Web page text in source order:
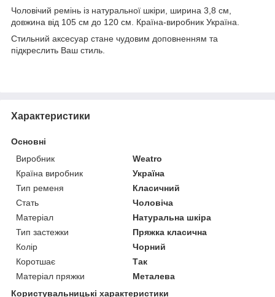
Чоловічий ремінь із натуральної шкіри, ширина 3,8 см,
довжина від 105 см до 120 см. Країна-виробник Україна.
Стильний аксесуар стане чудовим доповненням та
підкреслить Ваш стиль.
Характеристики
Основні
Виробник
Weatro
Країна виробник
Україна
Тип ременя
Класичний
Стать
Чоловіча
Матеріал
Натуральна шкіра
Тип застежки
Пряжка класична
Колір
Чорний
Коротшає
Так
Матеріал пряжки
Металева
Користувальницькі характеристики